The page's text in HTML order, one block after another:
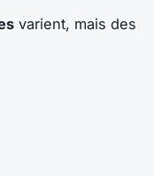
varient, mais des